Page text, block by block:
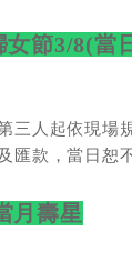
節3/8(當
三人起依現場
匯款，當日恕
月壽星